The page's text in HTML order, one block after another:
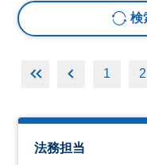
検
1 2
法務担当